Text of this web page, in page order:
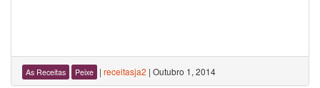
As Receitas Peixe | receitasja2 | Outubro 1, 2014